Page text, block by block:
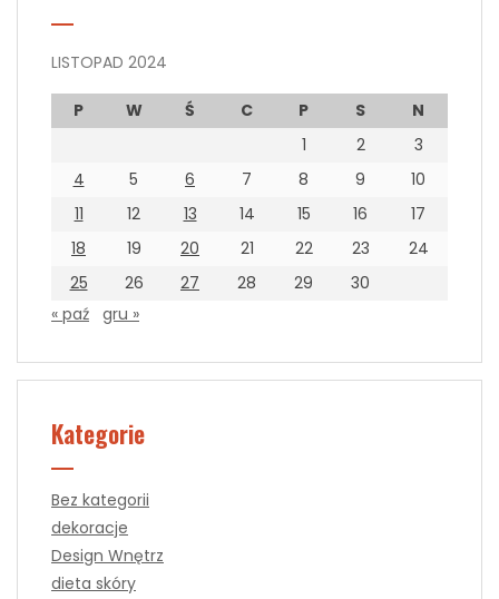
LISTOPAD 2024
P W Ś C P S
N
1
2
3
4
5 6 7 8 9
10
11
12 13 14 15 16
17
18
19 20 21 22 23
24
25
26 27 28 29
30
« paź gru »
Kategorie
Bez kategorii
dekoracje
Design Wnętrz
dieta skóry